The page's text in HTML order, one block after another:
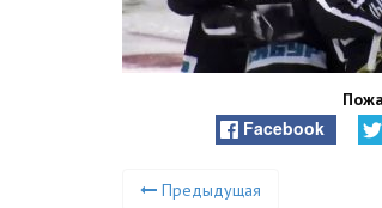
Facebook
Предыдущая